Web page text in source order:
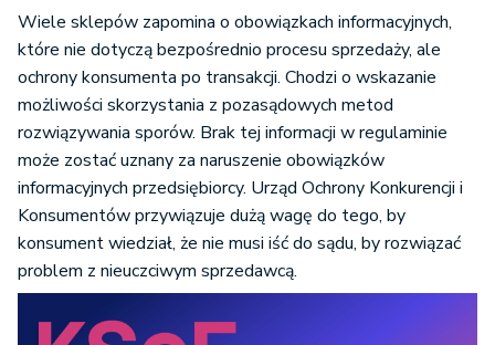
Wiele sklepów zapomina o obowiązkach informacyjnych,
które nie dotyczą bezpośrednio procesu sprzedaży, ale
ochrony konsumenta po transakcji. Chodzi o wskazanie
możliwości skorzystania z pozasądowych metod
rozwiązywania sporów. Brak tej informacji w regulaminie
może zostać uznany za naruszenie obowiązków
informacyjnych przedsiębiorcy. Urząd Ochrony Konkurencji i
Konsumentów przywiązuje dużą wagę do tego, by
konsument wiedział, że nie musi iść do sądu, by rozwiązać
problem z nieuczciwym sprzedawcą.